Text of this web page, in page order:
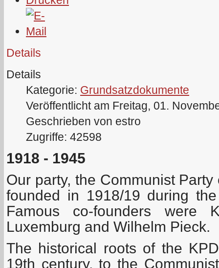
Details
Details
Kategorie: Grundsatzdokumente
Veröffentlicht am Freitag, 01.
Geschrieben von estro
Zugriffe: 42598
1918 - 1945
Our party, the Communist
founded in 1918/19 during
Famous co-founders were
Luxemburg and Wilhelm Pieck.
The historical roots of the
19th century, to the